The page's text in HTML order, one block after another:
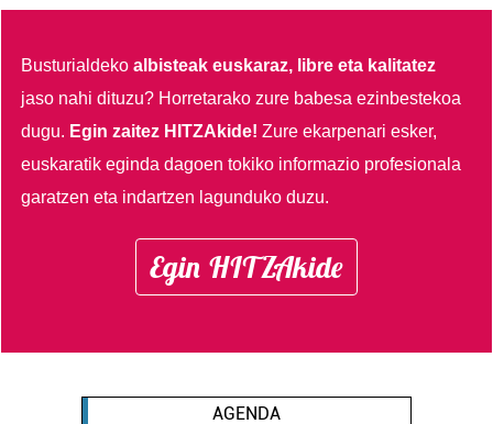
Busturialdekoalbisteak euskaraz, libre eta kalitatez
jaso nahi dituzu? Horretarako zure babesa ezinbestekoa
dugu. Egin zaitez HITZAkide!Zure ekarpenari esker,
euskaratik eginda dagoen tokiko informazio profesionala
garatzen eta indartzen lagunduko duzu.
Egin HITZAkide
AGENDA